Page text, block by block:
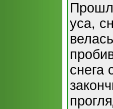
уса,
снега